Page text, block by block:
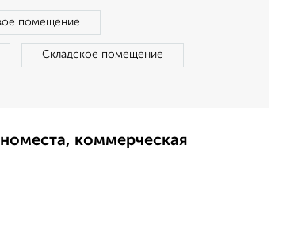
помещение
Складское помещение
коммерческая